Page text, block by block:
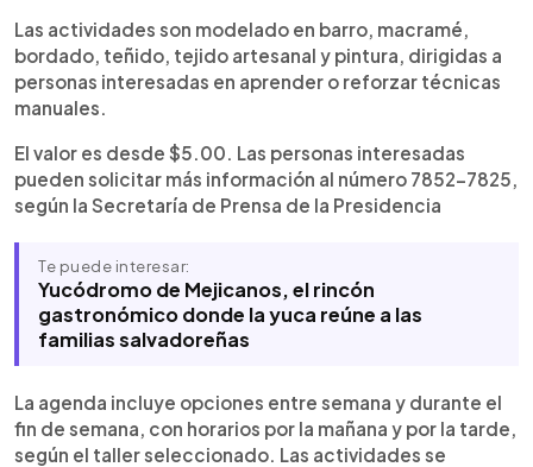
semana y durante el fin de semana, con un valor
desde $5.00. Las personas interesadas pueden
solicitar más información al número 7852-7825 e
inscribirse para participar en las actividades
Las actividades son modelado en barro, macramé,
bordado, teñido, tejido artesanal y pintura, dirigidas a
personas interesadas en aprender o reforzar técnicas
manuales.
El valor es desde $5.00. Las personas interesadas
pueden solicitar más información al número 7852-7825,
según la Secretaría de Prensa de la Presidencia
Te puede interesar:
Yucódromo de Mejicanos, el rincón
gastronómico donde la yuca reúne a las
familias salvadoreñas
La agenda incluye opciones entre semana y durante el
fin de semana, con horarios por la mañana y por la tarde,
según el taller seleccionado. Las actividades se